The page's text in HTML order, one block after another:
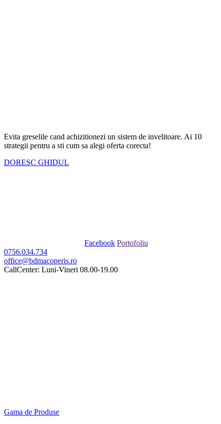
Evita greselile cand achizitionezi un sistem de invelitoare. Ai 10
strategii pentru a sti cum sa alegi oferta corecta!
DORESC GHIDUL
Facebook Portofoliu
0756.034.734
office@bdmacoperis.ro
CallCenter: Luni-Vineri 08.00-19.00
Gama de Produse